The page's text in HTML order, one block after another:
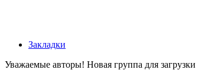
Закладки
Уважаемые авторы! Новая группа для загрузки